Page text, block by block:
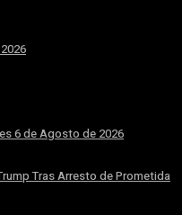
6 de Agosto de 2026
Tras Arresto de Prometida